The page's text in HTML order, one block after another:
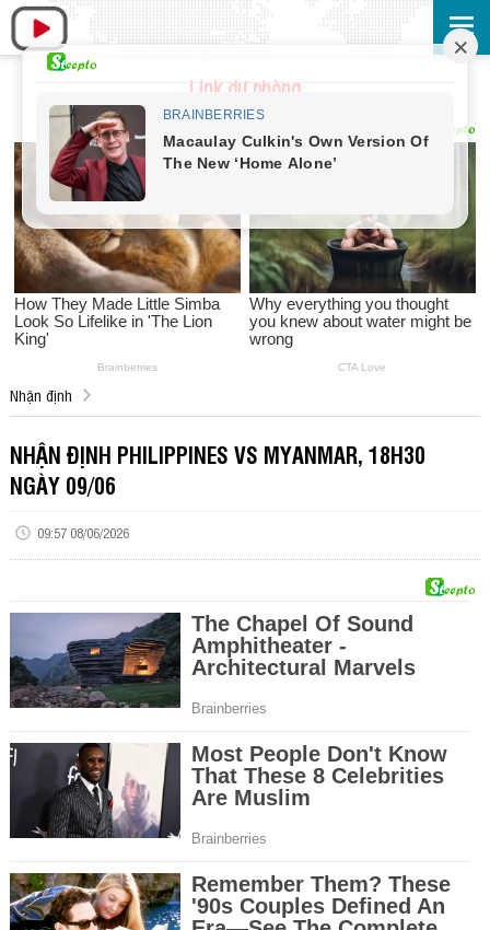
Link dự phòng
Nhận định
NHẬN ĐỊNH PHILIPPINES VS MYANMAR, 18H30
NGÀY 09/06
09:57 08/06/2026